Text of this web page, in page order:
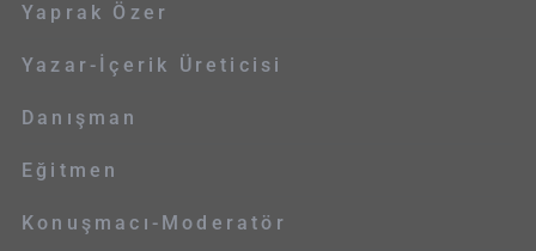
Yaprak Özer
Yazar-İçerik Üreticisi
Danışman
Eğitmen
Konuşmacı-Moderatör